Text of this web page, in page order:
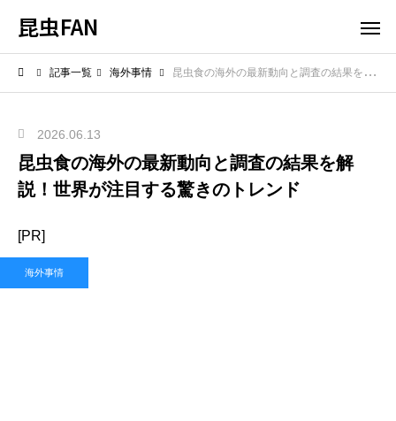
昆虫FAN
記事一覧 海外事情 昆虫食の海外の最新動向と調査の結果を解説！世界が注目する驚きのトレンド
2026.06.13
昆虫食の海外の最新動向と調査の結果を解
説！世界が注目する驚きのトレンド
[PR]
海外事情